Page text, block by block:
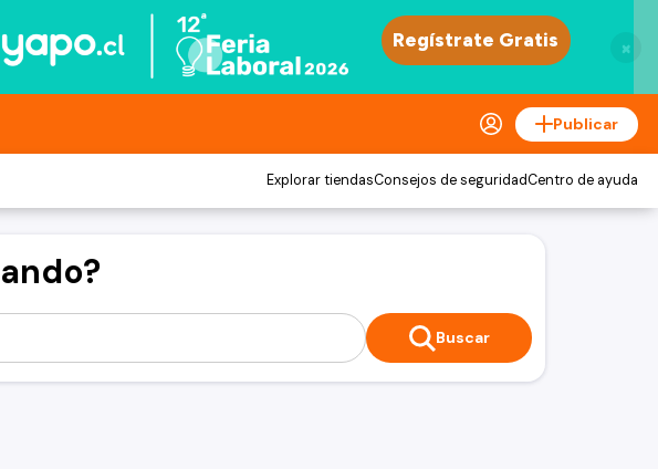
×
Publicar
Explorar tiendasConsejos de seguridadCentro de ayuda
Buscar